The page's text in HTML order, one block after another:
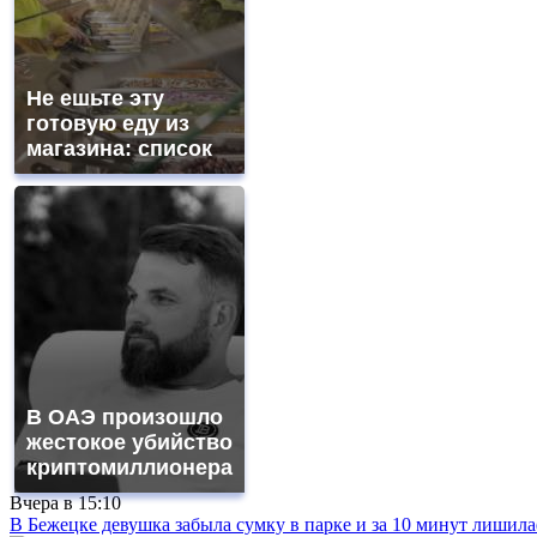
Не ешьте эту
готовую еду из
магазина: список
В ОАЭ произошло
жестокое убийство
криптомиллионера
Вчера в15:10
В Бежецке девушка забыла сумку в парке и за 10 минут